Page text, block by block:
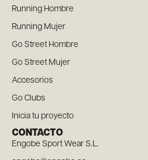
Running Hombre
Running Mujer
Go Street Hombre
Go Street Mujer
Accesorios
Go Clubs
Inicia tu proyecto
CONTACTO
Engobe Sport Wear S.L.